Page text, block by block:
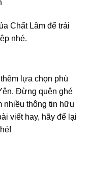
Chất Lâm để trải
nhé.
lựa chọn phù
Đừng quên ghé
nhiều thông tin hữu
viết hay, hãy để lại